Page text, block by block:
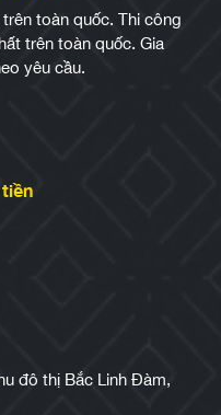
toàn quốc. Thi công
trên toàn quốc. Gia
yêu cầu.
đô thị Bắc Linh Đàm,